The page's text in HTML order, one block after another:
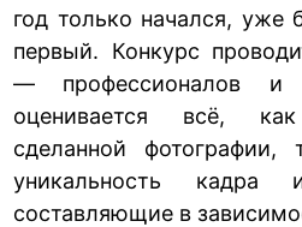
год только начался, уже
первый. Конкурс
— профессионалов и
оценивается всё, как
сделанной фотографии,
уникальность
составляющие в